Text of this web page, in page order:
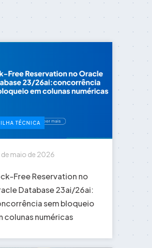
TÉCNICA
de maio de 2026
Free Reservation no
Database 23ai/26ai:
sem bloqueio
colunas numéricas